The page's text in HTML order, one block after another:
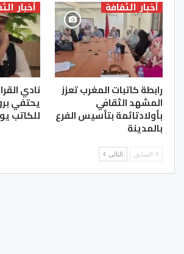
أخبار الثقافة
رابطة كاتبات المغرب تعزز
المشهد الثقافي
بأولادتائمة بتأسيس الفرع
بالمدينة
أخبار
نادي
يحتفي
للكاتب
السابق التالي